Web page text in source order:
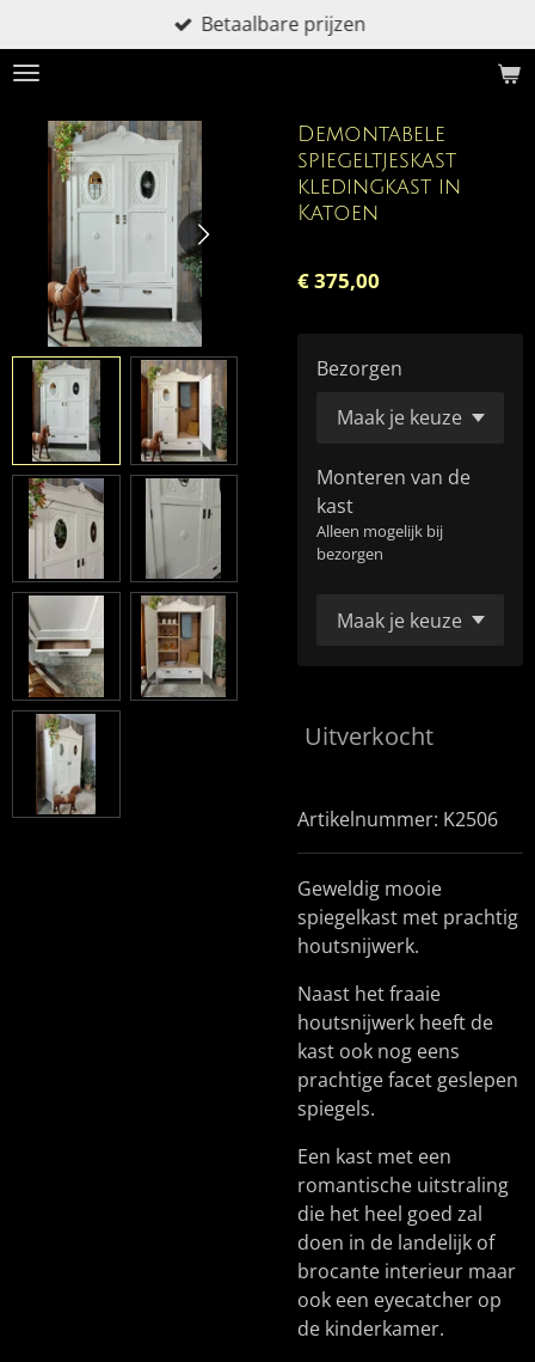
direct
naar
hoofdinhoud
Betaalbare prijzen
Demontabele
spiegeltjeskast
kledingkast in
Katoen
€ 375,00
Bezorgen
Monteren van de
kast
Alleen mogelijk bij
bezorgen
Uitverkocht
Artikelnummer: K2506
Geweldig mooie
spiegelkast met prachtig
houtsnijwerk.
Naast het fraaie
houtsnijwerk heeft de
kast ook nog eens
prachtige facet geslepen
spiegels.
Een kast met een
romantische uitstraling
die het heel goed zal
doen in de landelijk of
brocante interieur maar
ook een eyecatcher op
de kinderkamer.